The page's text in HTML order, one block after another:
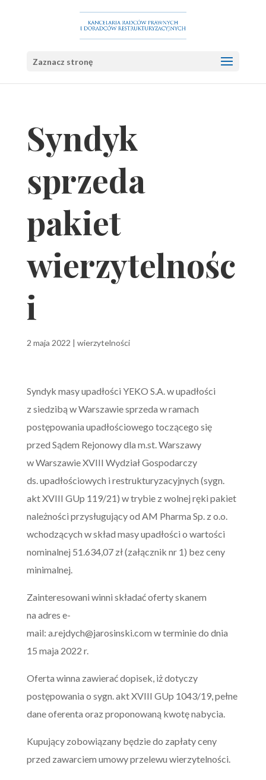
Zaznacz stronę
Syndyk
sprzeda
pakiet
wierzytelnośc
i
2 maja 2022 | wierzytelności
Syndyk masy upadłości YEKO S.A. w upadłości
z siedzibą w Warszawie sprzeda w ramach
postępowania upadłościowego toczącego się
przed Sądem Rejonowy dla m.st. Warszawy
w Warszawie XVIII Wydział Gospodarczy
ds. upadłościowych i restrukturyzacyjnych (sygn.
akt XVIII GUp 119/21) w trybie z wolnej ręki pakiet
należności przysługujący od AM Pharma Sp. z o.o.
wchodzących w skład masy upadłości o wartości
nominalnej 51.634,07 zł (załącznik nr 1) bez ceny
minimalnej.
Zainteresowani winni składać oferty skanem
na adres e-
mail: a.rejdych@jarosinski.com w terminie do dnia
15 maja 2022 r.
Oferta winna zawierać dopisek, iż dotyczy
postępowania o sygn. akt XVIII GUp 1043/19, pełne
dane oferenta oraz proponowaną kwotę nabycia.
Kupujący zobowiązany będzie do zapłaty ceny
przed zawarciem umowy przelewu wierzytelności.